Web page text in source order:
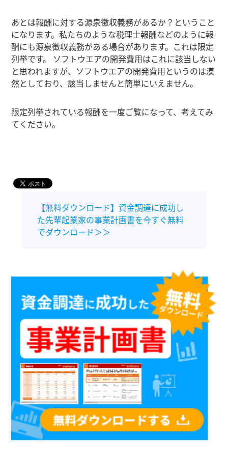
あとは報酬に対する源泉徴収義務があるか？ということ
になります。私たちのような税理士報酬などのように報
酬にも源泉徴収義務がある場合があります。これは限定
列挙です。 ソフトウエアの開発費用はこれに該当しない
と思われますが、ソフトウエアの開発費用というのは漠
然としており、該当しませんと簡単にいえません。
限定列挙されている報酬を一度ご覧になって、考えてみ
てください。
【無料ダウンロード】資金調達に成功し
た先輩起業家の事業計画書を今すぐ無料
でダウンロード＞＞